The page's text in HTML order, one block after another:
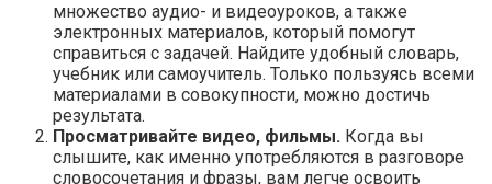
множество аудио- и видеоуроков, а также
электронных материалов, который помогут
справиться с задачей. Найдите удобный словарь,
учебник или самоучитель. Только пользуясь всеми
материалами в совокупности, можно достичь
результата.
Просматривайте видео, фильмы. Когда вы
слышите, как именно употребляются в разговоре
словосочетания и фразы, вам легче освоить